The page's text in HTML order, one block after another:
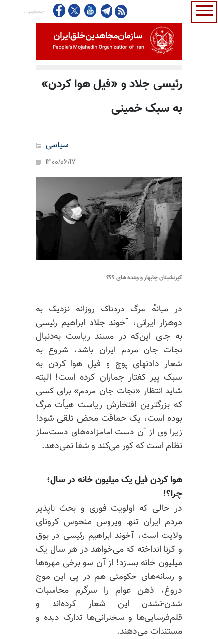
رئیسی جلاد و «فیل هوا کردن»
به سبک خمینی
سیاسی
1400/06/17
کپرنشینان چابهار و وعده های ؟؟؟
در میانه‌ٔ مرگ دردناک روزانه نزدیک به
دوهزار ایرانی، آخوند جلاد ابراهیم رئیسی
به جای این‌که در مسند ریاست به‌دنبال
نجات جان مردم ایران باشد، شروع به
شعار دادنهای پوچ و فیل هوا کردن به
سبک پیر کفتار جماران کرده است! البته
شاید انتظار «نجات جان مردم» برای کسی
که بزرگترین افتخارش ریاست هیأت مرگ
بوده است، یک حماقت محض تلقی شود!
زیرا وی از آن دست امامزاده‌های دست‌ساز
نظام است که کور می‌کند و شفا نمی‌دهد.
هوا کردن فیل یک میلیون خانه در سال؛
چرا؟!
در حالی که اولویت فوری و بحث ناپذیر
مردم ایران تنها ویروس منحوس کرونای
ولایت است، آخوند ابراهیم رئیسی در بوق
و کرنا انداخته که می‌خواهد در هر سال یک
میلیون خانه بسازد! از آن سو برخی مهره‌ها
و رسانه‌های حکومتی هم در پی این موج
دروغ، ذهن عوام را سرگرم محاسبات
شدن-نشدن این شعار کرده‌اند و
قلم‌فرسایی‌ها و سخنرانی‌ها تدارک دیده و
مستندات می‌دهند.